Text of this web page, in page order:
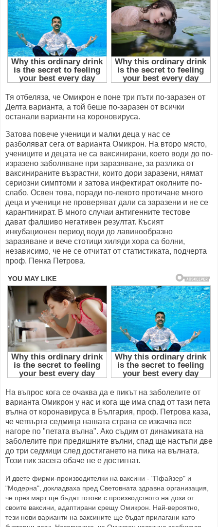
Тя отбеляза, че Омикрон е поне три пъти по-заразен от
Делта варианта, а той беше по-заразен от всички
останали варианти на короновируса.
Затова повече ученици и малки деца у нас се
разболяват сега от варианта Омикрон. На второ място,
учениците и децата не са ваксинирани, което води до по-
изразено заболяване при заразяване, за разлика от
ваксинираните възрастни, които дори заразени, нямат
сериозни симптоми и затова инфектират околните по-
слабо. Освен това, поради по-лекото протичане много
деца и ученици не проверяват дали са заразени и не се
карантинират. В много случаи антигенните тестове
дават фалшиво негативен резултат. Късият
инкубационен период води до лавинообразно
заразяване и вече стотици хиляди хора са болни,
независимо, че не се отчитат от статистиката, подчерта
проф. Пенка Петрова.
На въпрос кога се очаква да е пикът на заболелите от
варианта Омикрон у нас и кога ще има спад от тази пета
вълна от коронавируса в България, проф. Петрова каза,
че четвърта седмица нашата страна се изкачва все
нагоре по "петата вълна". Ако съдим от динамиката на
заболелите при предишните вълни, спад ще настъпи две
до три седмици след достигането на пика на вълната.
Този пик засега обаче не е достигнат.
И двете фирми-производителки на ваксини - "Пфайзер" и
"Модерна", докладваха пред Световната здравна организация,
че през март ще бъдат готови с производството на дози от
своите ваксини, адаптирани срещу Омикрон. Най-вероятно,
тези нови варианти на ваксините ще бъдат прилагани като